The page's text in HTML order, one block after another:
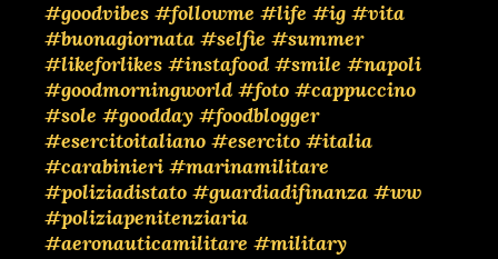
#goodvibes #followme #life #ig #vita
#buonagiornata #selfie #summer
#likeforlikes #instafood #smile #napoli
#goodmorningworld #foto #cappuccino
#sole #goodday #foodblogger
#esercitoitaliano #esercito #italia
#carabinieri #marinamilitare
#poliziadistato #guardiadifinanza #ww
#poliziapenitenziaria
#aeronauticamilitare #military